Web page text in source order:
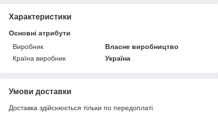
Характеристики
Основні атрибути
Виробник
Власне виробництво
Країна виробник
Україна
Умови доставки
Доставка здійснюється тільки по передоплаті.